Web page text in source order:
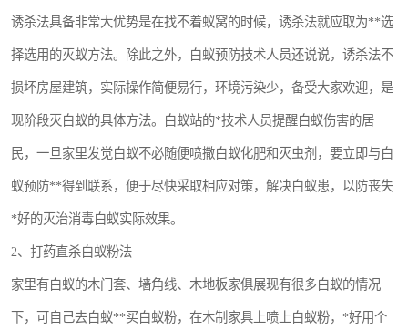
诱杀法具备非常大优势是在找不着蚁窝的时候，诱杀法就应取为**选
择选用的灭蚁方法。除此之外，白蚁预防技术人员还说说，诱杀法不
损坏房屋建筑，实际操作简便易行，环境污染少，备受大家欢迎，是
现阶段灭白蚁的具体方法。白蚁站的*技术人员提醒白蚁伤害的居
民，一旦家里发觉白蚁不必随便喷撒白蚁化肥和灭虫剂，要立即与白
蚁预防**得到联系，便于尽快采取相应对策，解决白蚁患，以防丧失
*好的灭治消毒白蚁实际效果。
2、打药直杀白蚁粉法
家里有白蚁的木门套、墙角线、木地板家俱展现有很多白蚁的情况
下，可自己去白蚁**买白蚁粉，在木制家具上喷上白蚁粉，*好用个